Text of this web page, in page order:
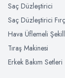
Saç Düzleştirici
Saç Düzleştirici
Hava Üflemeli
Tıraş Makinesi
Erkek Bakım Setleri